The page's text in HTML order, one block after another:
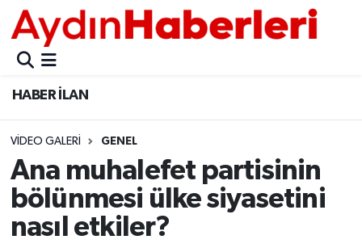
HABER İLAN
VIDEO GALERI GENEL
Ana muhalefet partisinin
bölünmesi ülke siyasetini
nasıl etkiler?
GÜNCEL
POLİTİKA
BELEDİYELER
ASAYİŞ
EKONOMİ
Aydın Nöbetçi Eczaneler
Aydın Hava Durumu
Aydin Namaz Vakitleri
Aydın Trafik Yoğunluk Haritası
Süper Lig Puan Durumu ve Fikstür